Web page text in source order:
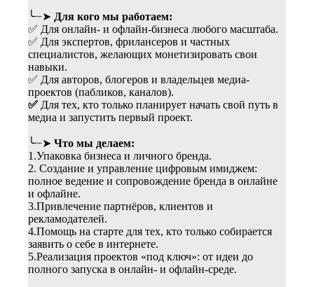
╰┈➤ Для кого мы работаем:
✅ Для онлайн- и офлайн-бизнеса любого масштаба.
✅ Для экспертов, фрилансеров и частных
специалистов, желающих монетизировать свои
навыки.
✅ Для авторов, блогеров и владельцев медиа-
проектов (пабликов, каналов).
✅ Для тех, кто только планирует начать свой путь в
медиа и запустить первый проект.
╰┈➤ Что мы делаем:
1.Упаковка бизнеса и личного бренда.
2. Создание и управление цифровым имиджем:
полное ведение и сопровождение бренда в онлайне
и офлайне.
3.Привлечение партнёров, клиентов и
рекламодателей.
4.Помощь на старте для тех, кто только собирается
заявить о себе в интернете.
5.Реализация проектов «под ключ»: от идеи до
полного запуска в онлайн- и офлайн-среде.